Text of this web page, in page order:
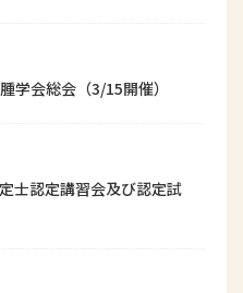
学会総会（3/15開催）
士認定講習会及び認定試